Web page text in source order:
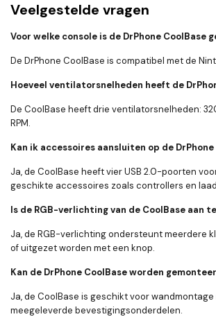
Veelgestelde vragen
Voor welke console is de DrPhone CoolBase
De DrPhone CoolBase is compatibel met de
Hoeveel ventilatorsnelheden heeft de
De CoolBase heeft drie ventilatorsnelheden:
RPM.
Kan ik accessoires aansluiten op de DrPhone
Ja, de CoolBase heeft vier USB 2.0-poorten
geschikte accessoires zoals controllers en
Is de RGB-verlichting van de CoolBase aan
Ja, de RGB-verlichting ondersteunt meerdere
of uitgezet worden met een knop.
Kan de DrPhone CoolBase worden
Ja, de CoolBase is geschikt voor wandmontage
meegeleverde bevestigingsonderdelen.